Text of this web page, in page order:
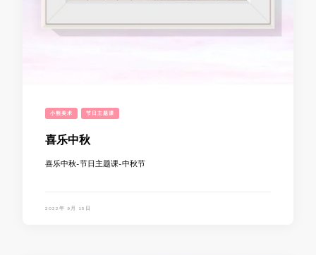
小熊美术 节日主题课
喜乐中秋
喜乐中秋-节日主题课-中秋节
2022年 9月 15日